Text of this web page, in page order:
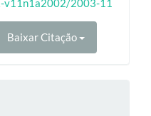
Baixar Citação